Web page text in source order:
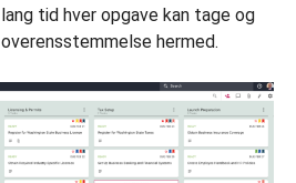
tid hver opgave kan tage og
hermed.